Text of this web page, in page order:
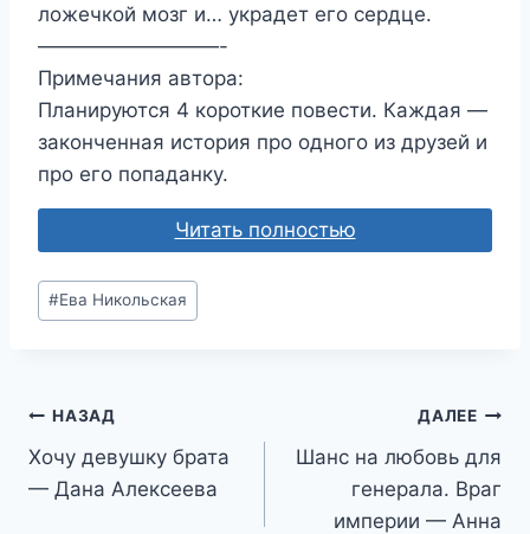
ложечкой мозг и… украдет его сердце.
—————————-
Примечания автора:
Планируются 4 короткие повести. Каждая —
законченная история про одного из друзей и
про его попаданку.
Читать полностью
Метки
записи:
#Ева Никольская
Навигация
по
НАЗАД
Хочу девушку брата
— Дана Алексеева
ДАЛЕЕ
Шанс на любовь для
генерала. Враг
империи — Анна